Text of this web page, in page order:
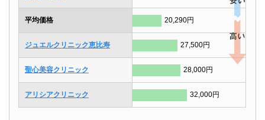
平均価格 20,290円
ジュエルクリニック恵比寿 27,500円
聖心美容クリニック 28,000円
アリシアクリニック 32,000円